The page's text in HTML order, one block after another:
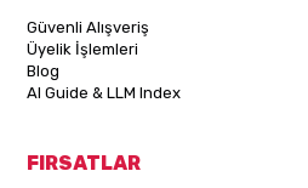
Güvenli Alışveriş
Üyelik İşlemleri
Blog
AI Guide & LLM Index
FIRSATLAR